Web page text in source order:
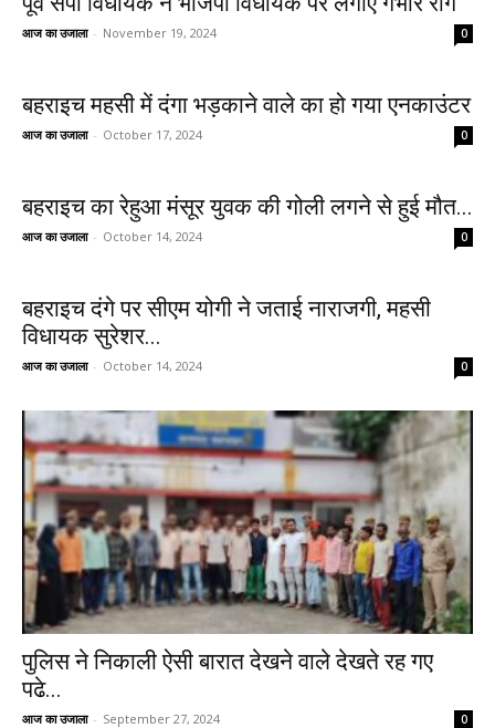
आज का उजाला - November 19, 2024 0
बहराइच महसी में दंगा भड़काने वाले का हो गया एनकाउंटर
आज का उजाला - October 17, 2024 0
बहराइच का रेहुआ मंसूर युवक की गोली लगने से हुई मौत...
आज का उजाला - October 14, 2024 0
बहराइच दंगे पर सीएम योगी ने जताई नाराजगी, महसी
विधायक सुरेशर...
आज का उजाला - October 14, 2024 0
पुलिस ने निकाली ऐसी बारात देखने वाले देखते रह गए
पढे...
आज का उजाला - September 27, 2024 0